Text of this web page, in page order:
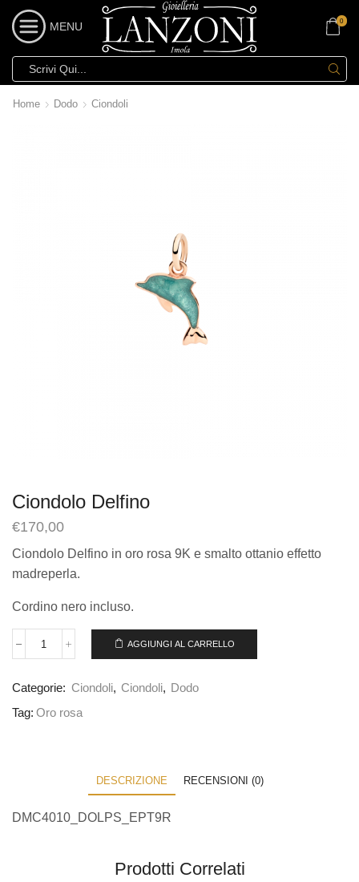
MENU 0
Home Dodo Ciondoli
Ciondolo Delfino
€170,00
Ciondolo Delfino in oro rosa 9K e smalto ottanio effetto
madreperla.
Cordino nero incluso.
AGGIUNGI AL CARRELLO
Categorie: Ciondoli, Ciondoli, Dodo
Tag: Oro rosa
DESCRIZIONE RECENSIONI (0)
DMC4010_DOLPS_EPT9R
Prodotti Correlati